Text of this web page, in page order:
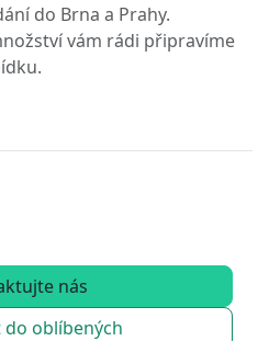
do Brna a Prahy.
vám rádi připravíme
nás
do oblíbených